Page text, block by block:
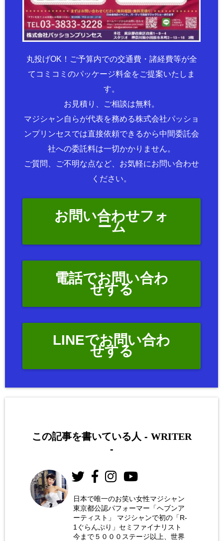
丸投げOK！ご予算内での交通費・諸経費等が全
てコミコミのパッケージ料金をご提案いたしま
す。
お見積り、ご相談は無料。
マジシャン自らが代表を務める株式会社パッショ
ンプリンセスでは直接依頼できるから中間委託会
社への委託料は一切かかりません。
ご質問、ご不明な点など、お気軽にお問い合わせ
ください。
お問い合わせフォ
ーム
電話でお問い合わ
せする
LINEでお問い合わ
せする
この記事を書いている人 - WRITER
-
日本で唯一のお笑い女性マジシャン
東京都公認パフォーマー「ヘブンア
ーティスト」 マジシャンで初の「R-
1ぐらんぷり」セミファイナリスト
今まで５０００ステージ以上、世界